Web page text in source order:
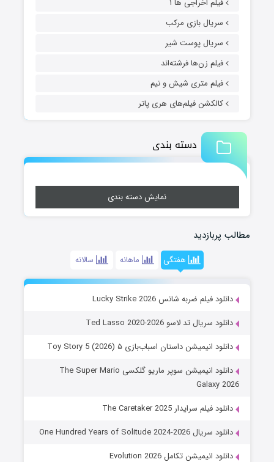
سریال بازی مرکب
سریال پوست شیر
فیلم زن‌ها فرشته‌اند
فیلم متری شیش و نیم
کالکشن فیلم‌های هری پاتر
دسته بندی
نمایش دسته بندی
مطالب پربازدید
هفتگی ماهانه سالانه
دانلود فیلم ضربه شانس Lucky Strike 2026
دانلود سریال تد لاسو Ted Lasso 2020-2026
دانلود انیمیشن داستان اسباب‌بازی ۵ Toy Story 5 (2026)
دانلود انیمیشن سوپر ماریو گلکسی The Super Mario
Galaxy 2026
دانلود فیلم سرایدار The Caretaker 2025
دانلود سریال One Hundred Years of Solitude 2024-2026
دانلود انیمیشن تکامل Evolution 2026